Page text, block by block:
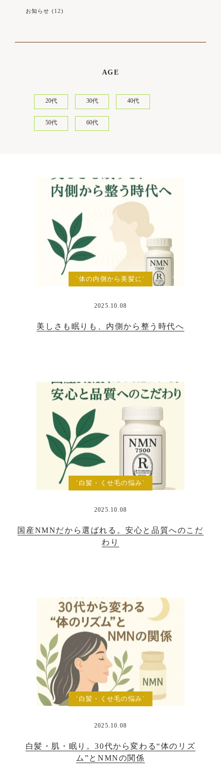
お知らせ (12)
AGE
20代 30代 40代
50代 60代
`体の内側から美髪に`
2025.10.08
美しさも眠りも、内側から整う時代へ
`白髪・くせ毛の悩み`
2025.10.08
国産NMNだから選ばれる。安心と品質へのこだ
わり
`白髪・くせ毛の悩み`
2025.10.08
白髪・肌・眠り。30代から変わる“体のリズ
ム”とNMNの関係